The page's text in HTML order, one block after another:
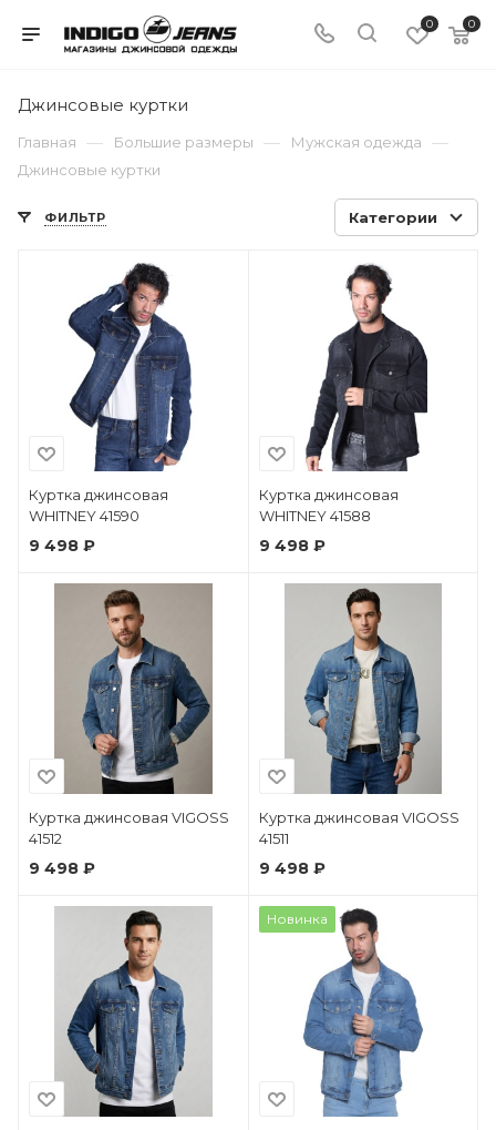
0 0
Джинсовые куртки
Главная — Большие размеры — Мужская одежда —
Джинсовые куртки
ФИЛЬТР Категории
Куртка джинсовая
WHITNEY 41590
9 498 ₽
Куртка джинсовая
WHITNEY 41588
9 498 ₽
Куртка джинсовая VIGOSS
41512
9 498 ₽
Куртка джинсовая VIGOSS
41511
9 498 ₽
Новинка